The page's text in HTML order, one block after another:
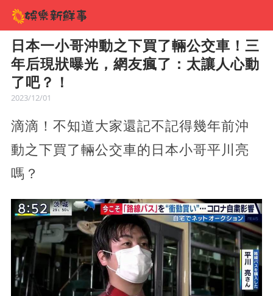
日本一小哥沖動之下買了輛公交車！三
年后現狀曝光，網友瘋了：太讓人心動
了吧？！
2023/12/01
滴滴！不知道大家還記不記得幾年前沖
動之下買了輛公交車的日本小哥平川亮
嗎？